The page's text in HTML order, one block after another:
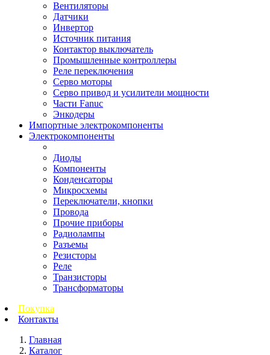
Вентиляторы
Датчики
Инвертор
Источник питания
Контактор выключатель
Промышленные контроллеры
Реле переключения
Серво моторы
Серво привод и усилители мощности
Части Fanuc
Энкодеры
Импортные электрокомпоненты
Электрокомпоненты
Диоды
Компоненты
Конденсаторы
Микросхемы
Переключатели, кнопки
Провода
Прочие приборы
Радиолампы
Разъемы
Резисторы
Реле
Транзисторы
Трансформаторы
Покупка
Контакты
Главная
Каталог